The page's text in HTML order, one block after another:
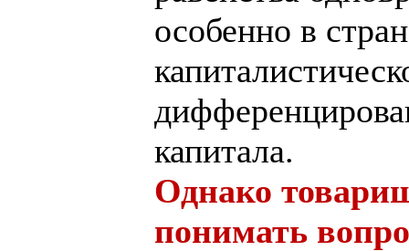
особенно в
капитала.
Однако
понимать